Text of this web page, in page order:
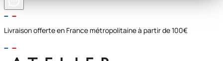
Livraison offerte en France métropolitaine à partir de 100€